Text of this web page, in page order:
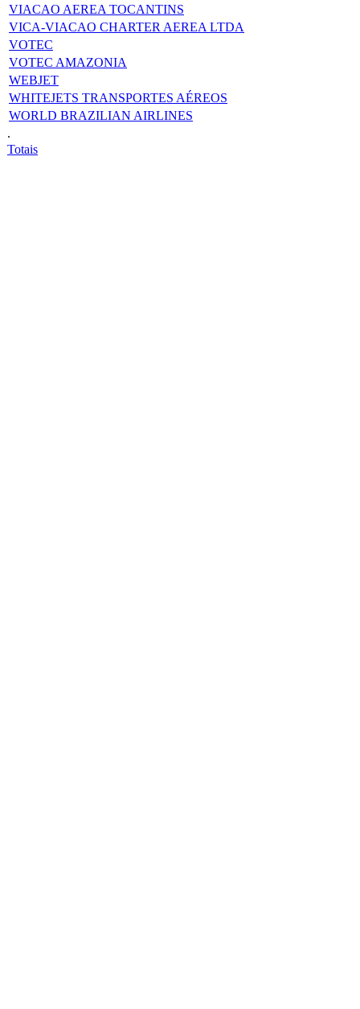
VIACAO AEREA TOCANTINS
VICA-VIACAO CHARTER AEREA LTDA
VOTEC
VOTEC AMAZONIA
WEBJET
WHITEJETS TRANSPORTES AÉREOS
WORLD BRAZILIAN AIRLINES
.
Totais